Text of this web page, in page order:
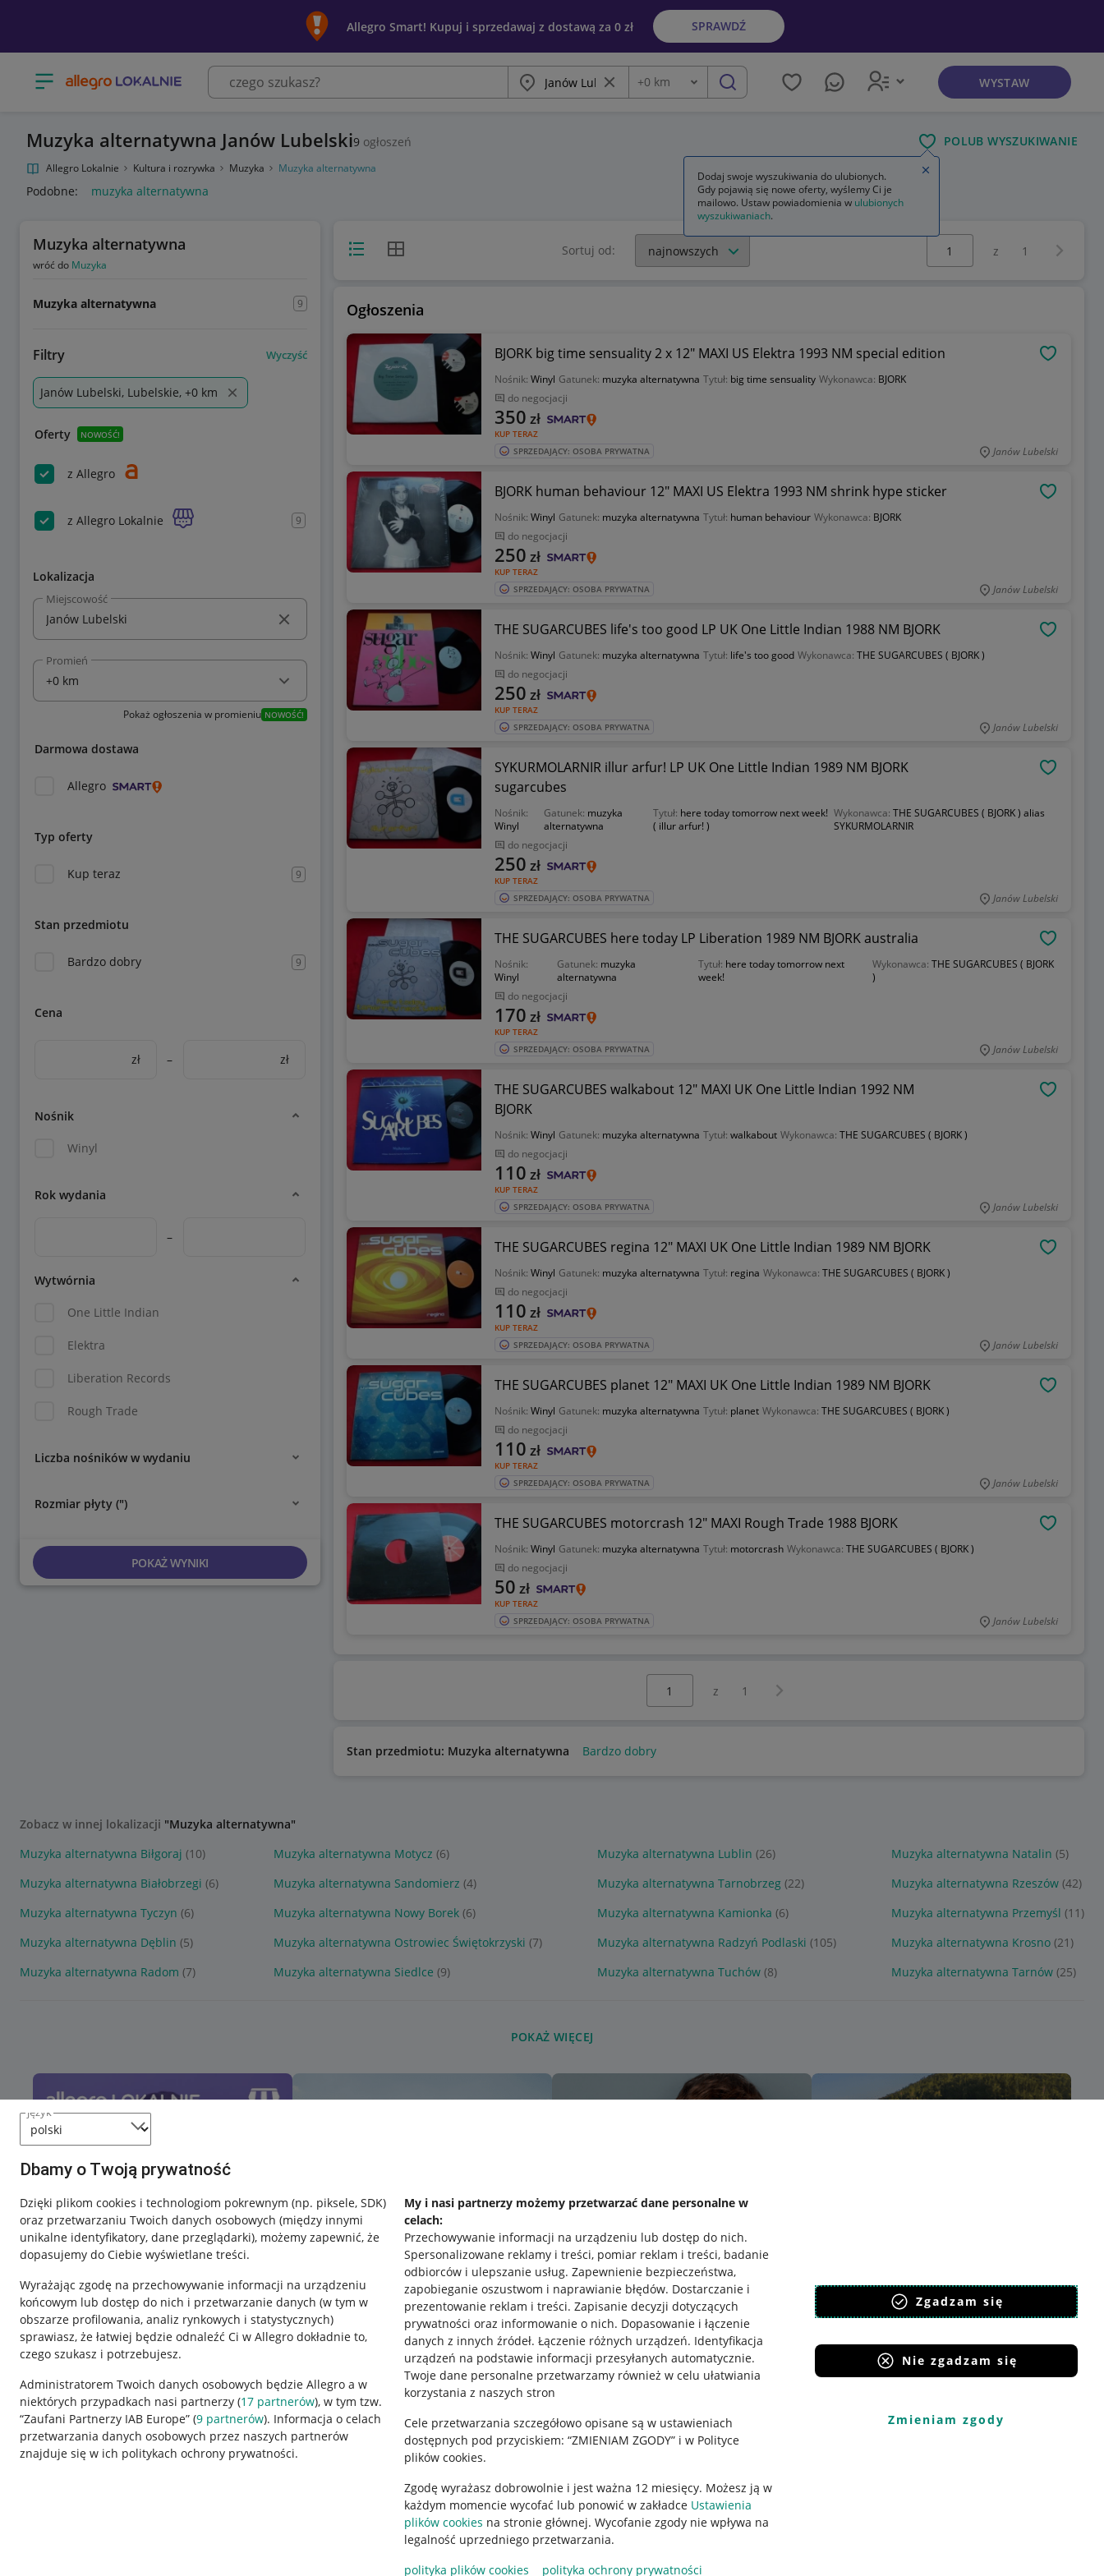
język
Dbamy o Twoją prywatność
Dzięki plikom cookies i technologiom pokrewnym (np. piksele, SDK)
oraz przetwarzaniu Twoich danych osobowych (między innymi
unikalne identyfikatory, dane przeglądarki), możemy zapewnić, że
dopasujemy do Ciebie wyświetlane treści.
Wyrażając zgodę na przechowywanie informacji na urządzeniu
końcowym lub dostęp do nich i przetwarzanie danych (w tym w
obszarze profilowania, analiz rynkowych i statystycznych)
sprawiasz, że łatwiej będzie odnaleźć Ci w Allegro dokładnie to,
czego szukasz i potrzebujesz.
Administratorem Twoich danych osobowych będzie Allegro a w
niektórych przypadkach nasi partnerzy (17 partnerów), w tym tzw.
“Zaufani Partnerzy IAB Europe” (9 partnerów). Informacja o celach
przetwarzania danych osobowych przez naszych partnerów
znajduje się w ich politykach ochrony prywatności.
My i nasi partnerzy możemy przetwarzać dane personalne w
celach:
Przechowywanie informacji na urządzeniu lub dostęp do nich.
Spersonalizowane reklamy i treści, pomiar reklam i treści, badanie
odbiorców i ulepszanie usług. Zapewnienie bezpieczeństwa,
zapobieganie oszustwom i naprawianie błędów. Dostarczanie i
prezentowanie reklam i treści. Zapisanie decyzji dotyczących
prywatności oraz informowanie o nich. Dopasowanie i łączenie
danych z innych źródeł. Łączenie różnych urządzeń. Identyfikacja
urządzeń na podstawie informacji przesyłanych automatycznie.
Twoje dane personalne przetwarzamy również w celu ułatwiania
korzystania z naszych stron
Cele przetwarzania szczegółowo opisane są w ustawieniach
dostępnych pod przyciskiem: “ZMIENIAM ZGODY” i w Polityce
plików cookies.
Zgodę wyrażasz dobrowolnie i jest ważna 12 miesięcy. Możesz ją w
każdym momencie wycofać lub ponowić w zakładce Ustawienia
plików cookies na stronie głównej. Wycofanie zgody nie wpływa na
legalność uprzedniego przetwarzania.
polityka plików cookies
polityka ochrony prywatności
Zgadzam się
Nie zgadzam się
Zmieniam zgody
Allegro Smart! Kupuj i sprzedawaj z dostawą za 0 zł SPRAWDŹ
Otwórz menu z kategoriami Miasto Wyczyść frazę
Odległość
+0 km szukaj WYSTAW
Muzyka alternatywna Janów Lubelski9 ogłoszeń POLUB WYSZUKIWANIE
Allegro Lokalnie Kultura i rozrywka Muzyka Muzyka alternatywna
Podobne: muzyka alternatywna
Muzyka alternatywna
wróć do Muzyka
Muzyka alternatywna 9
Filtry Wyczyść
Janów Lubelski, Lubelskie, +0 km
Oferty NOWOŚĆ!
z Allegro
z Allegro Lokalnie 9
Lokalizacja
Miejscowość
Promień
Pokaż ogłoszenia w promieniu NOWOŚĆ!
Darmowa dostawa
Allegro
Typ oferty
Kup teraz 9
Stan przedmiotu
Bardzo dobry 9
Cena
zł – zł
Nośnik
Winyl
Rok wydania
–
Wytwórnia
One Little Indian
Elektra
Liberation Records
Rough Trade
Liczba nośników w wydaniu
Rozmiar płyty (")
POKAŻ WYNIKI
Widok listyWidok siatki Sortuj od:
Wybierz stronę:
z 1
Ogłoszenia
BJORK big time sensuality 2 x 12" MAXI US Elektra 1993 NM special edition
Nośnik: Winyl Gatunek: muzyka alternatywna Tytuł: big time sensuality Wykonawca: BJORK
do negocjacji
KUP TERAZ
350 zł
SPRZEDAJĄCY: OSOBA PRYWATNA Janów Lubelski
BJORK human behaviour 12" MAXI US Elektra 1993 NM shrink hype sticker
Nośnik: Winyl Gatunek: muzyka alternatywna Tytuł: human behaviour Wykonawca: BJORK
do negocjacji
KUP TERAZ
250 zł
SPRZEDAJĄCY: OSOBA PRYWATNA Janów Lubelski
THE SUGARCUBES life's too good LP UK One Little Indian 1988 NM BJORK
Nośnik: Winyl Gatunek: muzyka alternatywna Tytuł: life's too good Wykonawca: THE SUGARCUBES ( BJORK )
do negocjacji
KUP TERAZ
250 zł
SPRZEDAJĄCY: OSOBA PRYWATNA Janów Lubelski
SYKURMOLARNIR illur arfur! LP UK One Little Indian 1989 NM BJORK
sugarcubes
Nośnik:
Winyl
Gatunek: muzyka
alternatywna
Tytuł: here today tomorrow next week!
( illur arfur! )
Wykonawca: THE SUGARCUBES ( BJORK ) alias
SYKURMOLARNIR
do negocjacji
KUP TERAZ
250 zł
SPRZEDAJĄCY: OSOBA PRYWATNA Janów Lubelski
THE SUGARCUBES here today LP Liberation 1989 NM BJORK australia
Nośnik:
Winyl
Gatunek: muzyka
alternatywna
Tytuł: here today tomorrow next
week!
Wykonawca: THE SUGARCUBES ( BJORK
)
do negocjacji
KUP TERAZ
170 zł
SPRZEDAJĄCY: OSOBA PRYWATNA Janów Lubelski
THE SUGARCUBES walkabout 12" MAXI UK One Little Indian 1992 NM
BJORK
Nośnik: Winyl Gatunek: muzyka alternatywna Tytuł: walkabout Wykonawca: THE SUGARCUBES ( BJORK )
do negocjacji
KUP TERAZ
110 zł
SPRZEDAJĄCY: OSOBA PRYWATNA Janów Lubelski
THE SUGARCUBES regina 12" MAXI UK One Little Indian 1989 NM BJORK
Nośnik: Winyl Gatunek: muzyka alternatywna Tytuł: regina Wykonawca: THE SUGARCUBES ( BJORK )
do negocjacji
KUP TERAZ
110 zł
SPRZEDAJĄCY: OSOBA PRYWATNA Janów Lubelski
THE SUGARCUBES planet 12" MAXI UK One Little Indian 1989 NM BJORK
Nośnik: Winyl Gatunek: muzyka alternatywna Tytuł: planet Wykonawca: THE SUGARCUBES ( BJORK )
do negocjacji
KUP TERAZ
110 zł
SPRZEDAJĄCY: OSOBA PRYWATNA Janów Lubelski
THE SUGARCUBES motorcrash 12" MAXI Rough Trade 1988 BJORK
Nośnik: Winyl Gatunek: muzyka alternatywna Tytuł: motorcrash Wykonawca: THE SUGARCUBES ( BJORK )
do negocjacji
KUP TERAZ
50 zł
SPRZEDAJĄCY: OSOBA PRYWATNA Janów Lubelski
z 1 Następna strona
Stan przedmiotu: Muzyka alternatywna Bardzo dobry
Zobacz w innej lokalizacji "Muzyka alternatywna"
Muzyka alternatywna Biłgoraj (10) Muzyka alternatywna Motycz (6) Muzyka alternatywna Lublin (26) Muzyka alternatywna Natalin (5)
Muzyka alternatywna Białobrzegi (6) Muzyka alternatywna Sandomierz (4) Muzyka alternatywna Tarnobrzeg (22) Muzyka alternatywna Rzeszów (42)
Muzyka alternatywna Tyczyn (6) Muzyka alternatywna Nowy Borek (6) Muzyka alternatywna Kamionka (6) Muzyka alternatywna Przemyśl (11)
Muzyka alternatywna Dęblin (5) Muzyka alternatywna Ostrowiec Świętokrzyski (7) Muzyka alternatywna Radzyń Podlaski (105) Muzyka alternatywna Krosno (21)
Muzyka alternatywna Radom (7) Muzyka alternatywna Siedlce (9) Muzyka alternatywna Tuchów (8) Muzyka alternatywna Tarnów (25)
POKAŻ WIĘCEJ
Przydatne informacje
Jak to działa
Napisz do nas
Allegro Gadane dla sprzedających
Regulamin
Polityka plików "cookies"
Ustawienia plików "cookies"
Udostępnianie lokalizacji
Informacje dla Aktu o Usługach Cyfrowych
Pobierz aplikację
Dodaj swoje wyszukiwania do ulubionych.
Gdy pojawią się nowe oferty, wyślemy Ci je
mailowo. Ustaw powiadomienia w ulubionych
wyszukiwaniach.
Zamknij wskazówkę